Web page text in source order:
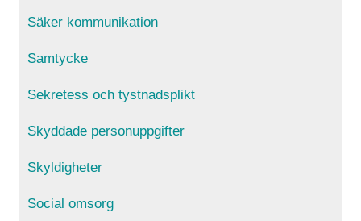
Säker kommunikation
Samtycke
Sekretess och tystnadsplikt
Skyddade personuppgifter
Skyldigheter
Social omsorg